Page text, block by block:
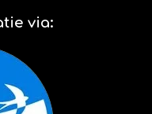
via: